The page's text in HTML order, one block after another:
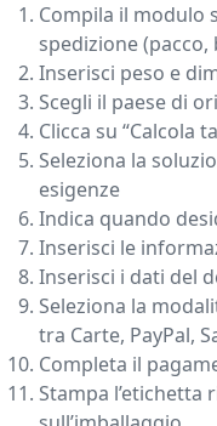
Compila il modulo
spedizione
Inserisci peso e
Scegli il paese di
Clicca su “Calcola
Seleziona la
esigenze
Indica quando
Inserisci le
Inserisci i dati del
Seleziona la
tra Carte, PayPal,
Completa il
Stampa l’etichetta